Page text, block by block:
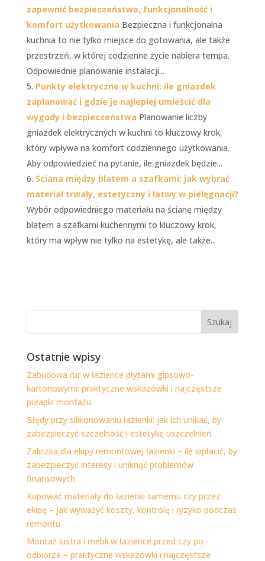
zapewnić bezpieczeństwo, funkcjonalność i
komfort użytkowania Bezpieczna i funkcjonalna
kuchnia to nie tylko miejsce do gotowania, ale także
przestrzeń, w której codzienne życie nabiera tempa.
Odpowiednie planowanie instalacji...
Punkty elektryczne w kuchni: ile gniazdek
zaplanować i gdzie je najlepiej umieścić dla
wygody i bezpieczeństwa Planowanie liczby
gniazdek elektrycznych w kuchni to kluczowy krok,
który wpływa na komfort codziennego użytkowania.
Aby odpowiedzieć na pytanie, ile gniazdek będzie...
Ściana między blatem a szafkami: jak wybrać
materiał trwały, estetyczny i łatwy w pielęgnacji?
Wybór odpowiedniego materiału na ścianę między
blatem a szafkami kuchennymi to kluczowy krok,
który ma wpływ nie tylko na estetykę, ale także...
Ostatnie wpisy
Zabudowa rur w łazience płytami gipsowo-
kartonowymi: praktyczne wskazówki i najczęstsze
pułapki montażu
Błędy przy silikonowaniu łazienki: jak ich unikać, by
zabezpieczyć szczelność i estetykę uszczelnień
Zaliczka dla ekipy remontowej łazienki – ile wpłacić, by
zabezpieczyć interesy i uniknąć problemów
finansowych
Kupować materiały do łazienki samemu czy przez
ekipę – jak wyważyć koszty, kontrolę i ryzyko podczas
remontu
Montaż lustra i mebli w łazience przed czy po
odbiorze – praktyczne wskazówki i najczęstsze